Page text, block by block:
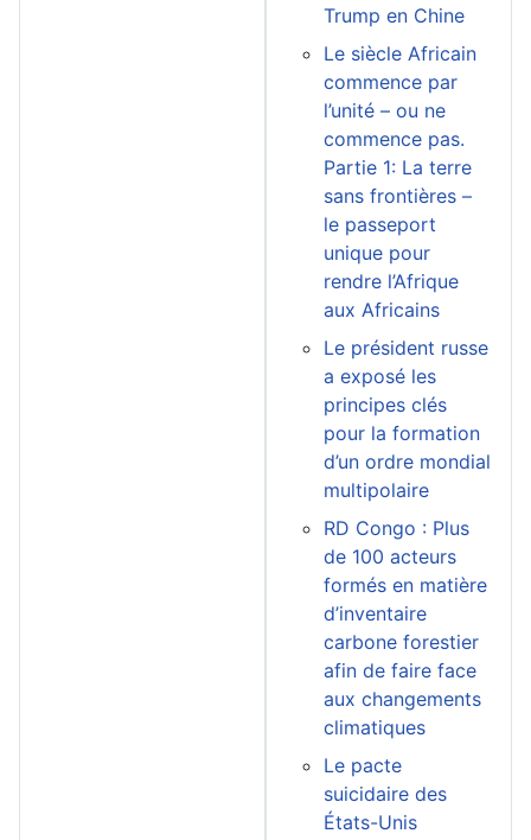
Trump en Chine
Le siècle Africain
commence par
l’unité – ou ne
commence pas.
Partie 1: La terre
sans frontières –
le passeport
unique pour
rendre l’Afrique
aux Africains
Le président russe
a exposé les
principes clés
pour la formation
d’un ordre mondial
multipolaire
RD Congo : Plus
de 100 acteurs
formés en matière
d’inventaire
carbone forestier
afin de faire face
aux changements
climatiques
Le pacte
suicidaire des
États-Unis